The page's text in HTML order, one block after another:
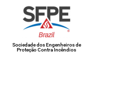
Sociedade dos Engenheiros de
Proteção Contra Incêndios